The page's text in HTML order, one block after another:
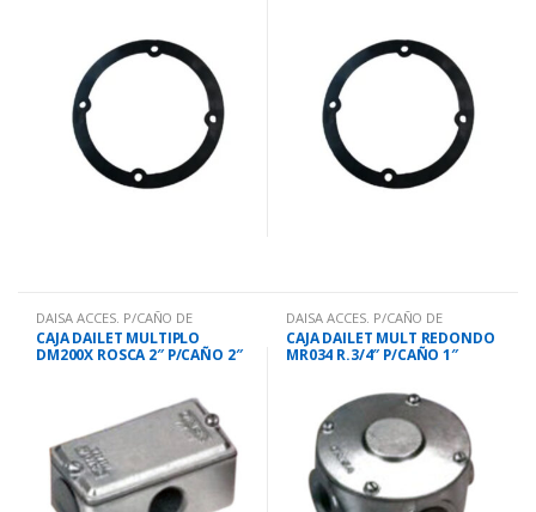
DAISA ACCES. P/CAÑO DE
HO.GALV
CAJA DAILET MULTIPLO
DM200X ROSCA 2″ P/CAÑO 2″
DAISA ACCES. P/CAÑO DE
HO.GALV
CAJA DAILET MULT REDONDO
MR034 R.3/4″ P/CAÑO 1″